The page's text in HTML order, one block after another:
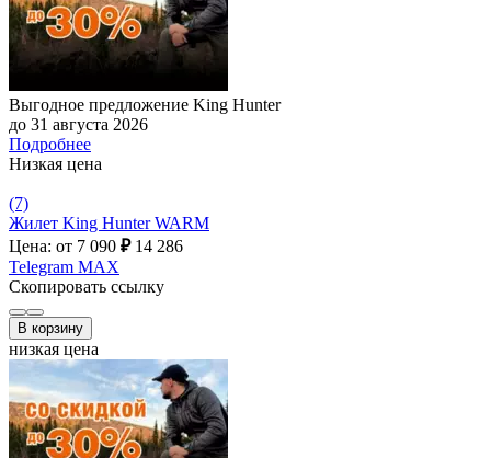
Выгодное предложение King Hunter
до 31 августа 2026
Подробнее
Низкая цена
(7)
Жилет King Hunter WARM
Цена: от 7 090 ₽ 14 286
Telegram MAX
Скопировать ссылку
В корзину
низкая цена